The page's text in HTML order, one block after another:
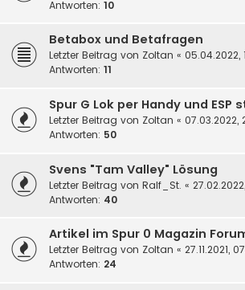
Antworten: 10
Betabox und Betafragen
Letzter Beitrag von Zoltan « 05.04.2022,
Antworten: 11
Spur G Lok per Handy und ESP
Letzter Beitrag von Zoltan « 07.03.2022,
Antworten: 50
Svens "Tam Valley" Lösung
Letzter Beitrag von Ralf_St. «
Antworten: 40
Artikel im Spur 0 Magazin
Letzter Beitrag von Zoltan « 27.11.2021,
Antworten: 24